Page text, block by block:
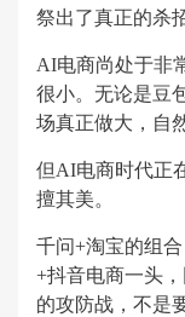
祭出了真正的杀
AI电商尚处于非
很小。无论是豆
场真正做大，自
但AI电商时代正
擅其美。
千问+淘宝的组
+抖音电商一头
的攻防战，不是